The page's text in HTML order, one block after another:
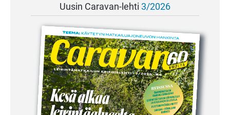
Uusin Caravan-lehti 3/2026